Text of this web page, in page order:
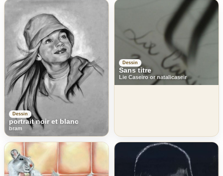
Dessin
portrait noir et blanc
bram
Dessin
Sans titre
Lie Caseiro or natalicaseir